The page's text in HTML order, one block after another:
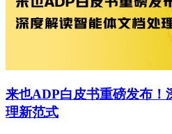
来也ADP白皮书重磅发布！
理新范式